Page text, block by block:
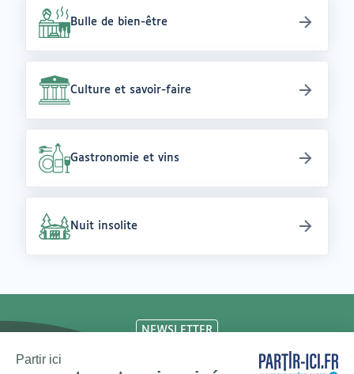
Bulle de bien-être
Culture et savoir-faire
Gastronomie et vins
Nuit insolite
NEWSLETTER
Chaque mois, un thème et une